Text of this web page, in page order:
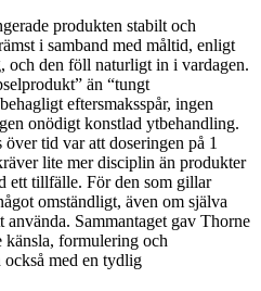
produkten stabilt och
i samband med måltid, enligt
och den föll naturligt in i vardagen.
än “tungt
eftersmaksspår, ingen
onödigt konstlad ytbehandling.
tid var att doseringen på 1
lite mer disciplin än produkter
ett tillfälle. För den som gillar
omständligt, även om själva
använda. Sammantaget gav Thorne
formulering och
också med en tydlig